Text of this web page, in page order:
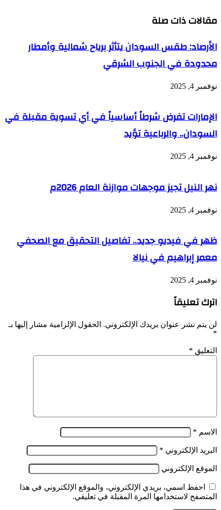
مقالات ذات صلة
الأرصاد: طقس السودان يتأثر برياح شمالية وأمطار
محدودة في الجنوب الشرقي
نوفمبر 4, 2025
الإمارات تفرض شرطاً أساسياً في أي تسوية مقبلة في
السودان.. والرباعية تؤيد
نوفمبر 4, 2025
نهر النيل تجيز موجهات موازنة العام 2026م
نوفمبر 4, 2025
ظهر في فيديو جديد.. تفاصيل التحقيق مع الصحفي
معمر إبراهيم في نيالا
نوفمبر 4, 2025
اترك تعليقاً
لن يتم نشر عنوان بريدك الإلكتروني. الحقول الإلزامية مشار إليها بـ
*
التعليق *
الاسم *
البريد الإلكتروني *
الموقع الإلكتروني
احفظ اسمي، بريدي الإلكتروني، والموقع الإلكتروني في هذا
المتصفح لاستخدامها المرة المقبلة في تعليقي.